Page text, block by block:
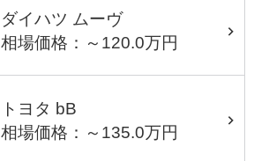
ダイハツ ムーヴ
相場価格：～120.0万円
トヨタ bB
相場価格：～135.0万円